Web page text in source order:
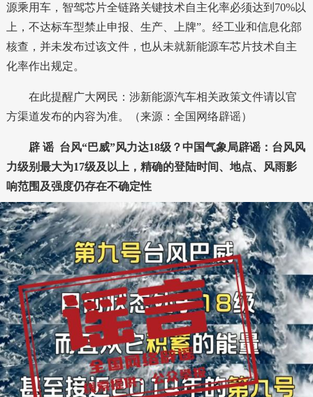
源乘用车，智驾芯片全链路关键技术自主化率必须达到70%以
上，不达标车型禁止申报、生产、上牌”。 经工业和信息化部
核查，并未发布过该文件，也从未就新能源车芯片技术自主
化率作出规定。
在此提醒广大网民：涉新能源汽车相关政策文件请以官
方渠道发布的内容为准。（来源：全国网络辟谣）
辟 谣 台风“巴威”风力达18级？中国气象局辟谣：台风风
力级别最大为17级及以上，精确的登陆时间、地点、风雨影
响范围及强度仍存在不确定性